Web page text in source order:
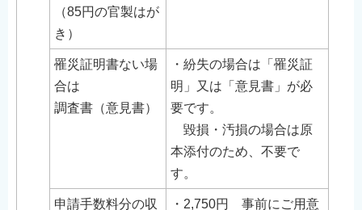
（85円の官製はが
き）
罹災証明書ない場
合は
調査書（意見書）
・紛失の場合は「罹災証
明」又は「意見書」が必
要です。
毀損・汚損の場合は原
本添付のため、不要で
す。
申請手数料分の収
・2,750円 事前にご用意